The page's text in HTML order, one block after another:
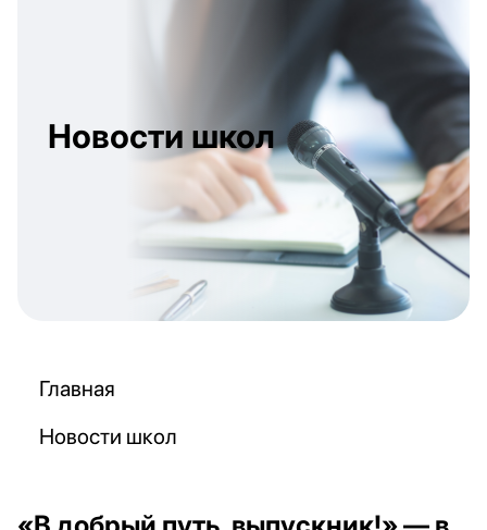
Новости школ
Главная
Новости школ